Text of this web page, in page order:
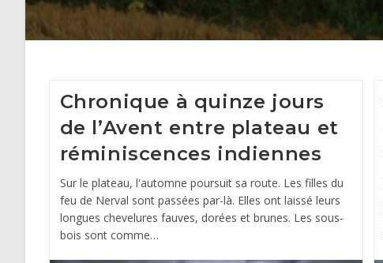
Chronique à quinze jours
de l’Avent entre plateau et
réminiscences indiennes
Sur le plateau, l'automne poursuit sa route. Les filles du
feu de Nerval sont passées par-là. Elles ont laissé leurs
longues chevelures fauves, dorées et brunes. Les sous-
bois sont comme…